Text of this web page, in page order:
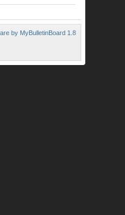
by MyBulletinBoard 1.8